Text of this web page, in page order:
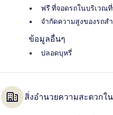
ฟรี ที่จอดรถในบริเวณ
จำกัดความสูงของรถส
ข้อมูลอื่นๆ
ปลอดบุหรี่
สิ่งอำนวยความสะดวกใ